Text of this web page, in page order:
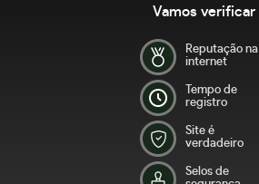
Vamos verificar
Reputação na
internet
Tempo de
registro
Site é
verdadeiro
Selos de